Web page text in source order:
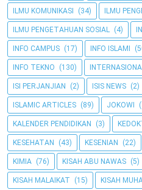
ILMU KOMUNIKASI (34) ILMU
ILMU PENGETAHUAN SOSIAL (4)
INFO CAMPUS (17) INFO ISLAMI
INFO TEKNO (130)
ISI PERJANJIAN (2) ISIS NEWS (2)
ISLAMIC ARTICLES (89) JOKOWI
KALENDER PENDIDIKAN (3)
KESEHATAN (43) KESENIAN (22)
KIMIA (76) KISAH ABU NAWAS (5)
KISAH MALAIKAT (15) KISAH